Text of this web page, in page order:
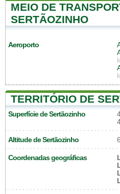
MEIO DE
SERTÃOZINHO
Aeroporto
TERRITÓRIO DE
Superfície de Sertãozinho
Altitude de Sertãozinho
Coordenadas geográficas